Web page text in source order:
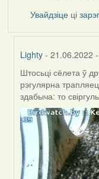
Увайдзіце ці
Lighty - 21.06.2022
In
reply
to
by
ZNR
Штосьці сёлета ў
рэгулярна
здабыча: то